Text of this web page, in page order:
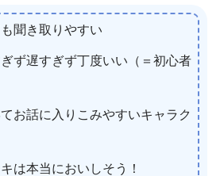
聞き取りやすい
ず遅すぎず丁度いい（＝初心者
お話に入りこみやすいキャラク
は本当においしそう！